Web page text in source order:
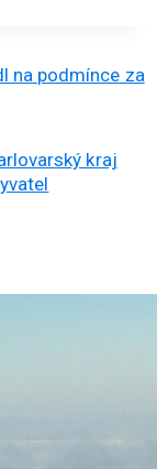
na podmínce za
kraj